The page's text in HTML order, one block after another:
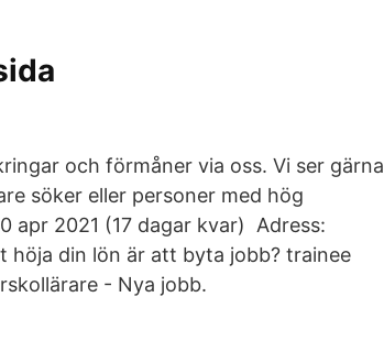
och förmåner via oss. Vi ser gärna
söker eller personer med hög
apr 2021 (17 dagar kvar) Adress:
din lön är att byta jobb? trainee
- Nya jobb.